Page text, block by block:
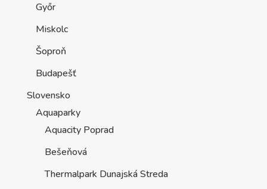
Győr
Miskolc
Šoproň
Budapešť
Slovensko
Aquaparky
Aquacity Poprad
Bešeňová
Thermalpark Dunajská Streda